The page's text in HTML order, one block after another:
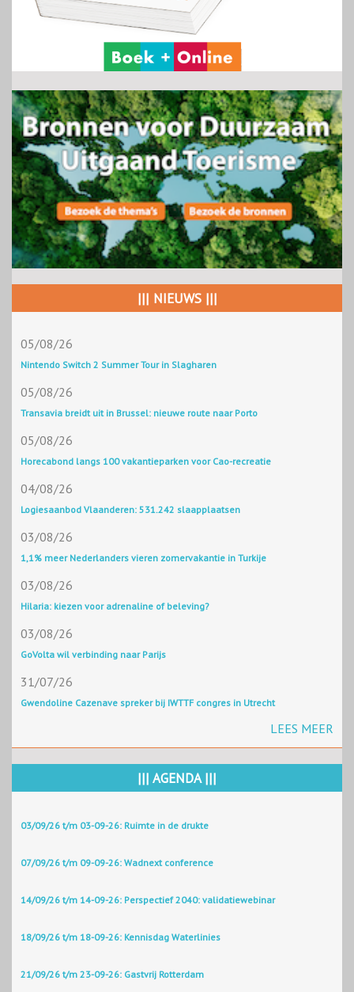
||| NIEUWS |||
05/08/26
Nintendo Switch 2 Summer Tour in Slagharen
05/08/26
Transavia breidt uit in Brussel: nieuwe route naar Porto
05/08/26
Horecabond langs 100 vakantieparken voor Cao-recreatie
04/08/26
Logiesaanbod Vlaanderen: 531.242 slaapplaatsen
03/08/26
1,1% meer Nederlanders vieren zomervakantie in Turkije
03/08/26
Hilaria: kiezen voor adrenaline of beleving?
03/08/26
GoVolta wil verbinding naar Parijs
31/07/26
Gwendoline Cazenave spreker bij IWTTF congres in Utrecht
LEES MEER
||| AGENDA |||
03/09/26 t/m 03-09-26: Ruimte in de drukte
07/09/26 t/m 09-09-26: Wadnext conference
14/09/26 t/m 14-09-26: Perspectief 2040: validatiewebinar
18/09/26 t/m 18-09-26: Kennisdag Waterlinies
21/09/26 t/m 23-09-26: Gastvrij Rotterdam